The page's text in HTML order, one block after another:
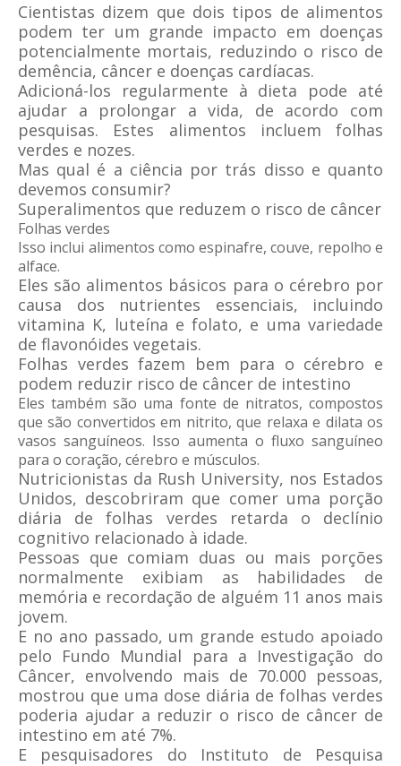
Cientistas dizem que dois tipos de alimentos
podem ter um grande impacto em doenças
potencialmente mortais, reduzindo o risco de
demência, câncer e doenças cardíacas.
Adicioná-los regularmente à dieta pode até
ajudar a prolongar a vida, de acordo com
pesquisas. Estes alimentos incluem folhas
verdes e nozes.
Mas qual é a ciência por trás disso e quanto
devemos consumir?
Superalimentos que reduzem o risco de câncer
Folhas verdes
Isso inclui alimentos como espinafre, couve, repolho e
alface.
Eles são alimentos básicos para o cérebro por
causa dos nutrientes essenciais, incluindo
vitamina K, luteína e folato, e uma variedade
de flavonóides vegetais.
Folhas verdes fazem bem para o cérebro e
podem reduzir risco de câncer de intestino
Eles também são uma fonte de nitratos, compostos
que são convertidos em nitrito, que relaxa e dilata os
vasos sanguíneos. Isso aumenta o fluxo sanguíneo
para o coração, cérebro e músculos.
Nutricionistas da Rush University, nos Estados
Unidos, descobriram que comer uma porção
diária de folhas verdes retarda o declínio
cognitivo relacionado à idade.
Pessoas que comiam duas ou mais porções
normalmente exibiam as habilidades de
memória e recordação de alguém 11 anos mais
jovem.
E no ano passado, um grande estudo apoiado
pelo Fundo Mundial para a Investigação do
Câncer, envolvendo mais de 70.000 pessoas,
mostrou que uma dose diária de folhas verdes
poderia ajudar a reduzir o risco de câncer de
intestino em até 7%.
E pesquisadores do Instituto de Pesquisa